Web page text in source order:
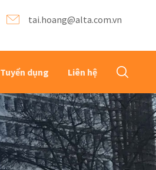
tai.hoang@alta.com.vn
Tuyển dụng Liên hệ